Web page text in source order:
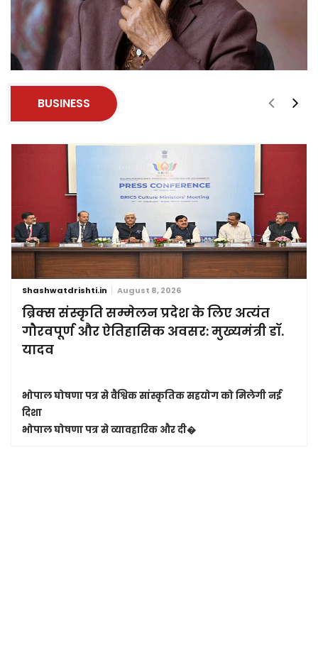
BUSINESS
Shashwatdrishti.in August 8, 2026
ब्रिक्स संस्कृति सम्मेलन प्रदेश के लिए अत्यंत
गौरवपूर्ण और ऐतिहासिक अवसर: मुख्यमंत्री डॉ.
यादव
भोपाल घोषणा पत्र से वैश्विक सांस्कृतिक सहयोग को मिलेगी नई
दिशा
भोपाल घोषणा पत्र से व्यावहारिक और दी�